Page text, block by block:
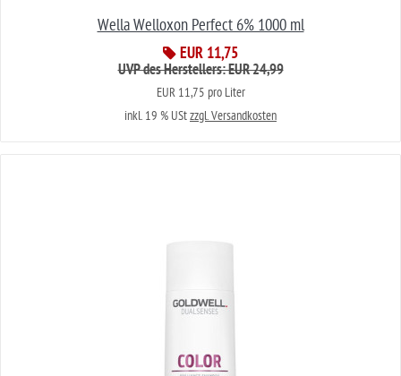
Wella Welloxon Perfect 6% 1000 ml
EUR 11,75
UVP des Herstellers: EUR 24,99
EUR 11,75 pro Liter
inkl. 19 % UStzzgl. Versandkosten